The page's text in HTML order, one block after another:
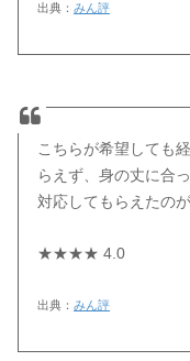
出典：みん評
こちらが希望しても
らえず、身の丈に合
対応してもらえたの
★★★★ 4.0
出典：みん評